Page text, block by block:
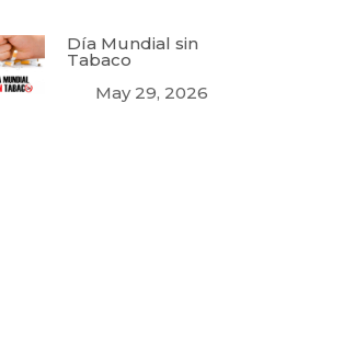
Día Mundial sin
Tabaco
May 29, 2026